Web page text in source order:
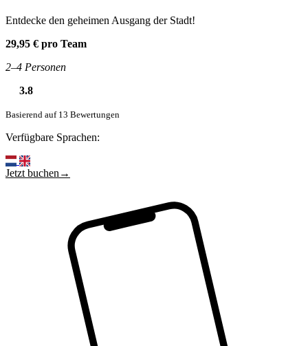
Entdecke den geheimen Ausgang der Stadt!
29,95 € pro Team
2–4 Personen
3.8
Basierend auf 13 Bewertungen
Verfügbare Sprachen:
Jetzt buchen→